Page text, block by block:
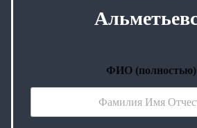
ФИО (полностью)